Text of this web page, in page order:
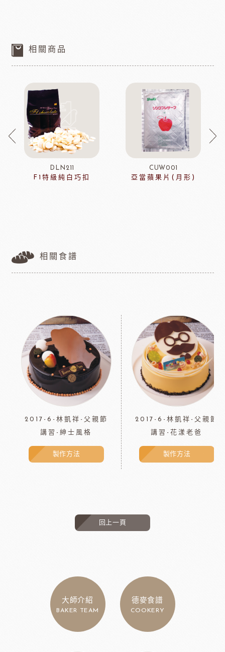
相關商品
DLN211
F1特級純白巧扣
CUW001
亞當蘋果片(月形)
相關食譜
2017-6-林凱祥-父親節
講習-紳士風格
製作方法
2017-6-林凱祥-父親節
講習-花漾老爸
製作方法
回上一頁
大師介紹
BAKER TEAM
德麥食譜
COOKERY